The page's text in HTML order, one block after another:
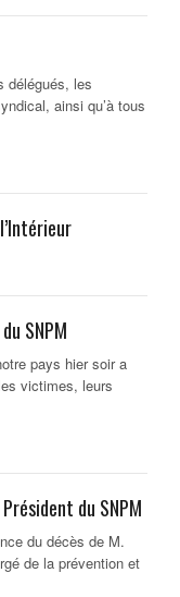
délégués, les
ainsi qu’à tous
SNPM
pays hier soir a
victimes, leurs
du SNPM
du décès de M.
de la prévention et